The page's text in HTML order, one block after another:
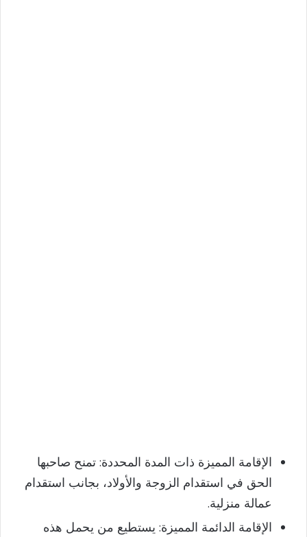
الإقامة المميزة ذات المدة المحددة: تمنح صاحبها
الحق في استقدام الزوجة والأولاد، بجانب استقدام
عمالة منزلية.
الإقامة الدائمة المميزة: يستطيع من يحمل هذه